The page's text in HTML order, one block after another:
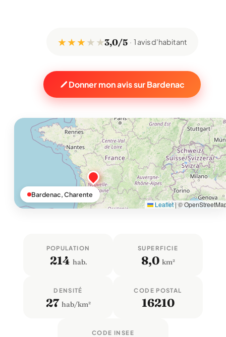
★ ★ ★★ ★3,0/5 1 avis d'habitant
Donner mon avis sur Bardenac
Leaflet|©
Bardenac, Charente
POPULATION
214 hab.
SUPERFICIE
8,0 km²
DENSITÉ
27 hab/km²
CODE POSTAL
16210
CODE INSEE